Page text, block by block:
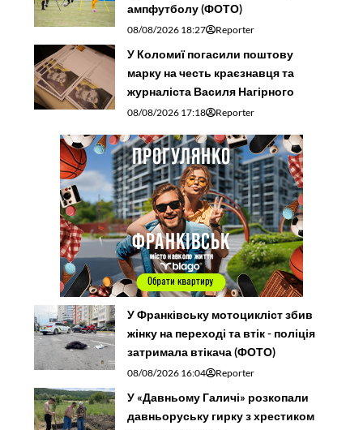
ампфутболу (ФОТО)
08/08/2026 18:27 Reporter
У Коломиї погасили поштову
марку на честь краєзнавця та
журналіста Василя Нагірного
08/08/2026 17:18 Reporter
У Франківську мотоцикліст збив
жінку на переході та втік - поліція
затримала втікача (ФОТО)
08/08/2026 16:04 Reporter
У «Давньому Галичі» розкопали
давньоруську гирку з хрестиком